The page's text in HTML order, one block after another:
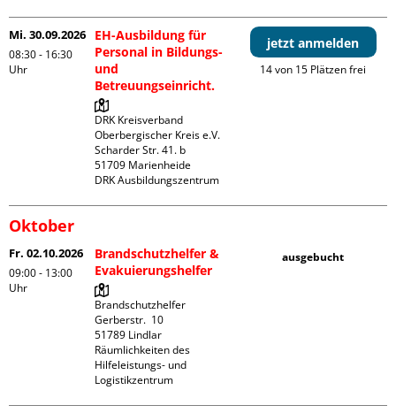
Mi. 30.09.2026
08:30 - 16:30
Uhr
EH-Ausbildung für
Personal in Bildungs-
und
Betreuungseinricht.
DRK Kreisverband
Oberbergischer Kreis e.V.
Scharder Str. 41. b
51709 Marienheide
DRK Ausbildungszentrum
jetzt anmelden
14 von 15 Plätzen frei
Oktober
Fr. 02.10.2026
09:00 - 13:00
Uhr
Brandschutzhelfer &
Evakuierungshelfer
Brandschutzhelfer
Gerberstr.  10
51789 Lindlar
Räumlichkeiten des
Hilfeleistungs- und
Logistikzentrum
ausgebucht